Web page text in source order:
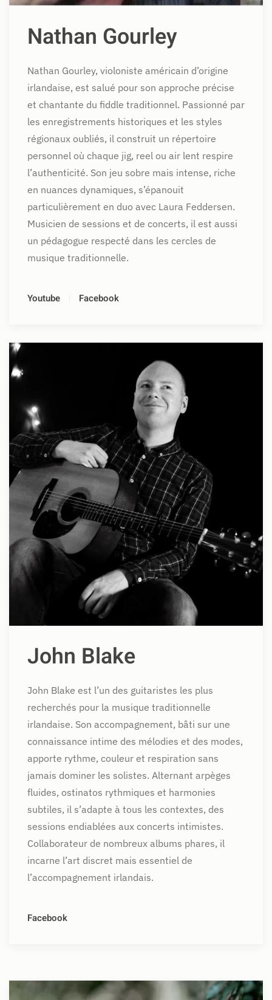
Nathan Gourley
Nathan Gourley, violoniste américain d’origine
irlandaise, est salué pour son approche précise
et chantante du fiddle traditionnel. Passionné par
les enregistrements historiques et les styles
régionaux oubliés, il construit un répertoire
personnel où chaque jig, reel ou air lent respire
l’authenticité. Son jeu sobre mais intense, riche
en nuances dynamiques, s’épanouit
particulièrement en duo avec Laura Feddersen.
Musicien de sessions et de concerts, il est aussi
un pédagogue respecté dans les cercles de
musique traditionnelle.
Youtube Facebook
John Blake
John Blake est l’un des guitaristes les plus
recherchés pour la musique traditionnelle
irlandaise. Son accompagnement, bâti sur une
connaissance intime des mélodies et des modes,
apporte rythme, couleur et respiration sans
jamais dominer les solistes. Alternant arpèges
fluides, ostinatos rythmiques et harmonies
subtiles, il s’adapte à tous les contextes, des
sessions endiablées aux concerts intimistes.
Collaborateur de nombreux albums phares, il
incarne l’art discret mais essentiel de
l’accompagnement irlandais.
Facebook